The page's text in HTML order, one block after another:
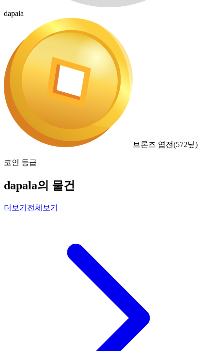
dapala
브론즈 엽전(572닢)
코인 등급
dapala의 물건
더보기 전체보기